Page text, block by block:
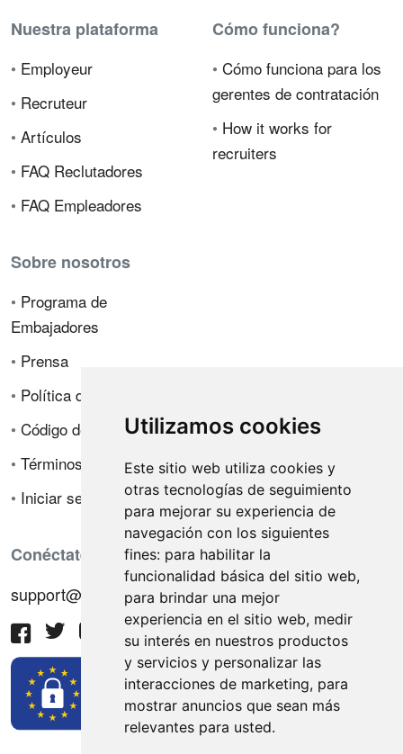
Utilizamos cookies
Este sitio web utiliza cookies y
otras tecnologías de seguimiento
para mejorar su experiencia de
navegación con los siguientes
fines: para habilitar la
funcionalidad básica del sitio web,
para brindar una mejor
experiencia en el sitio web, medir
su interés en nuestros productos
y servicios y personalizar las
interacciones de marketing, para
mostrar anuncios que sean más
relevantes para usted.
Nuestra plataforma
• Employeur
• Recruteur
• Artículos
• FAQ Reclutadores
• FAQ Empleadores
Cómo funciona?
• Cómo funciona para los
gerentes de contratación
• How it works for
recruiters
Sobre nosotros
• Programa de
Embajadores
• Prensa
• Política de privacidad
• Código de ética
• Términos de venta
• Iniciar sesión
Conéctate con nosotros
support@hiringnotes.com